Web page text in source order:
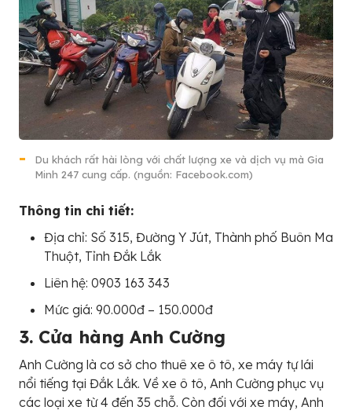
Du khách rất hài lòng với chất lượng xe và dịch vụ mà Gia
Minh 247 cung cấp. (nguồn: Facebook.com)
Thông tin chi tiết:
Địa chỉ: Số 315, Đường Y Jút, Thành phố Buôn Ma
Thuột, Tỉnh Đắk Lắk
Liên hệ: 0903 163 343
Mức giá: 90.000đ – 150.000đ
3. Cửa hàng Anh Cường
Anh Cường là cơ sở cho thuê xe ô tô, xe máy tự lái
nổi tiếng tại Đắk Lắk. Về xe ô tô, Anh Cường phục vụ
các loại xe từ 4 đến 35 chỗ. Còn đối với xe máy, Anh